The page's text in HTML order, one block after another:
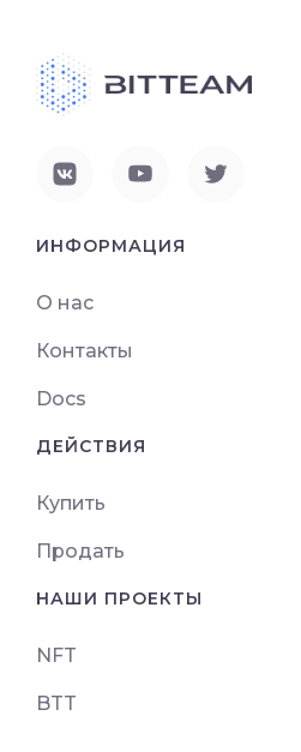
ИНФОРМАЦИЯ
О нас
Контакты
Docs
ДЕЙСТВИЯ
Купить
Продать
НАШИ ПРОЕКТЫ
NFT
BTT